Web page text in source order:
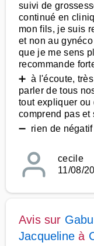
suivi de
continué en
mon fils, je suis
et non au
que je me sens
recommande
➕ à l'écoute,
parler de tous
tout expliquer ou
comprend pas et
➖ rien de
cecile
11/08/
Avis sur
Jacqueline à